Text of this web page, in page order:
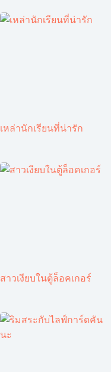
เหล่านักเรียนที่น่ารัก
สาวเงียบในตู้ล็อคเกอร์